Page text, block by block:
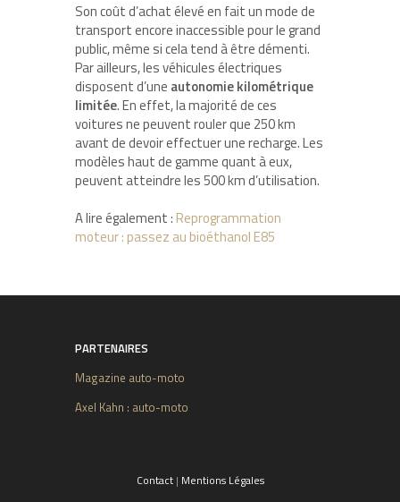
Son coût d’achat élevé en fait un mode de
transport encore inaccessible pour le grand
public, même si cela tend à être démenti.
Par ailleurs, les véhicules électriques
disposent d’une autonomie kilométrique
limitée. En effet, la majorité de ces
voitures ne peuvent rouler que 250 km
avant de devoir effectuer une recharge. Les
modèles haut de gamme quant à eux,
peuvent atteindre les 500 km d’utilisation.
A lire également : Reprogrammation
moteur : passez au bioéthanol E85
PARTENAIRES
Magazine auto-moto
Axel Kahn : auto-moto
Contact| Mentions Légales